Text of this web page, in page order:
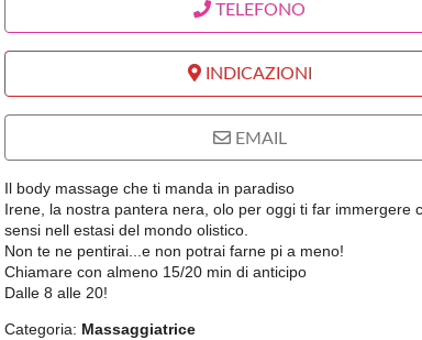
TELEFONO
INDICAZIONI
EMAIL
Il body massage che ti manda in paradiso
Irene, la nostra pantera nera, olo per oggi ti far immergere
sensi nell estasi del mondo olistico.
Non te ne pentirai...e non potrai farne pi a meno!
Chiamare con almeno 15/20 min di anticipo
Dalle 8 alle 20!
Categoria: Massaggiatrice